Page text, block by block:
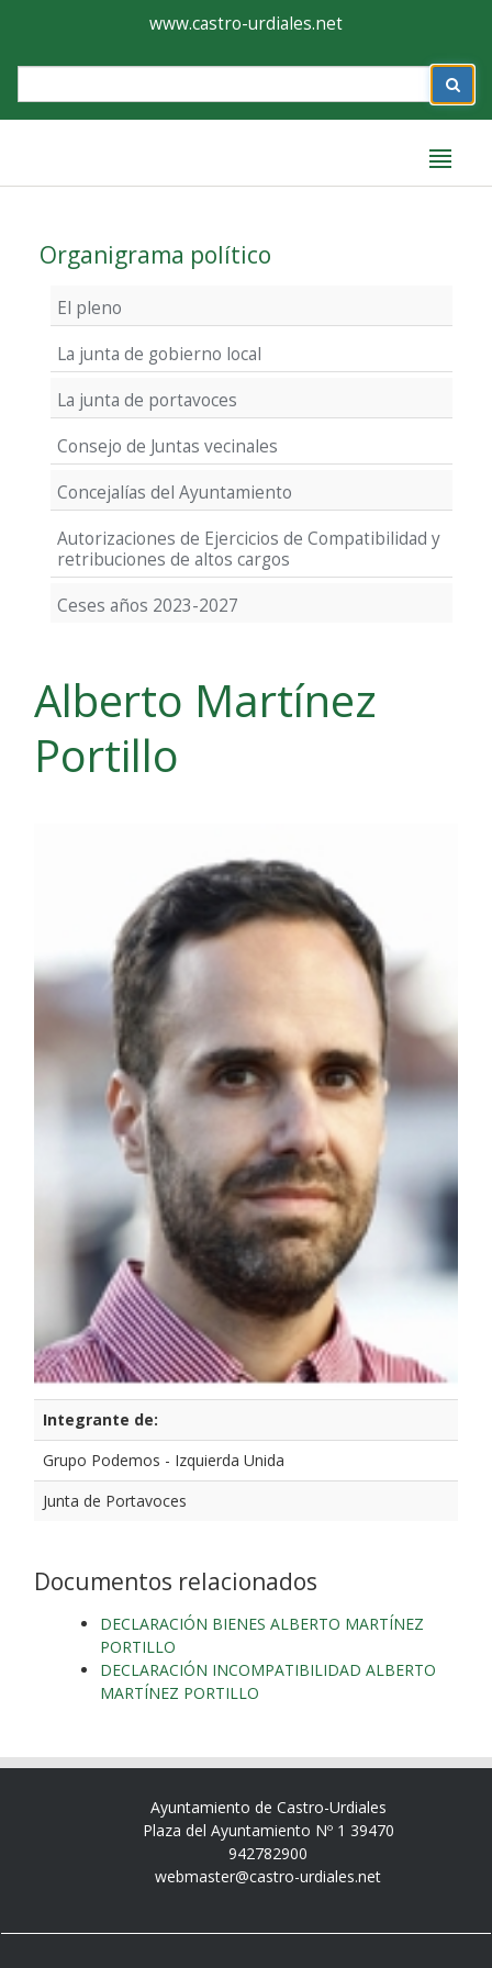
Ayuntamiento
de
Castro-
www.castro-urdiales.net
Organigrama político
El pleno
La junta de gobierno local
La junta de portavoces
Consejo de Juntas vecinales
Concejalías del Ayuntamiento
Autorizaciones de Ejercicios de Compatibilidad y
retribuciones de altos cargos
Ceses años 2023-2027
Alberto Martínez
Portillo
Integrante de:
Grupo Podemos - Izquierda Unida
Junta de Portavoces
Documentos relacionados
DECLARACIÓN BIENES ALBERTO MARTÍNEZ
PORTILLO
DECLARACIÓN INCOMPATIBILIDAD ALBERTO
MARTÍNEZ PORTILLO
Ayuntamiento de Castro-Urdiales
Plaza del Ayuntamiento Nº 1 39470
942782900
webmaster@castro-urdiales.net